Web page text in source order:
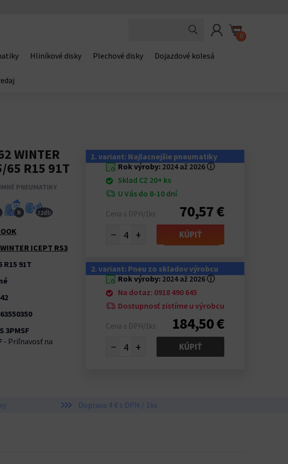
0
Hliníkové disky Plechové disky Dojazdové kolesá
WINTER
65 R15 91T
1. variant: Najlacnejšie pneumatiky
Rok výroby: 2024 až 2026ⓘ
Sklad CZ 20+ ks
U Vás do 8-10 dní
Cena s DPH/1ks 70,57 €
− + KÚPIŤ
2. variant: Pneu zo skladov výrobcu
Rok výroby: 2024 až 2026ⓘ
Na dotaz: 0918 490 645
Dostupnosť zistíme u výrobcu
Cena s DPH/1ks 184,50 €
− + KÚPIŤ
PNEUMATIKY
B 72db
ICEPT RS3
R15 91T
3PMSF
- Priľnavosť na
Doprava 4 € s DPH / 1ks